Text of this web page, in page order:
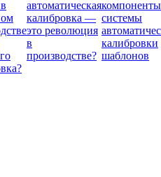
автоматическая
калибровка —
это революция
в
производстве?
компоненты
системы
калибровки
шаблонов